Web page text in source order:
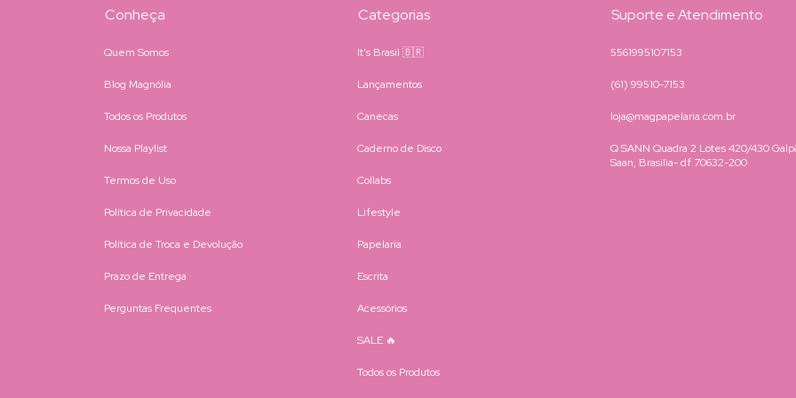
Conheça
Quem Somos
Blog Magnólia
Todos os Produtos
Nossa Playlist
Termos de Uso
Política de Privacidade
Política de Troca e Devolução
Prazo de Entrega
Perguntas Frequentes
Categorias
It's Brasil 🇧🇷
Lançamentos
Canecas
Caderno de Disco
Collabs
Lifestyle
Papelaria
Escrita
Acessórios
SALE 🔥
Todos os Produtos
Suporte e Atendimento
5561995107153
(61) 99510-7153
loja@magpapelaria.com.br
Q SANN Quadra 2 Lotes 420/430
Saan, Brasilia- df 70632-200